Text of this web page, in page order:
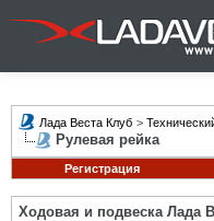
Лада Веста Клуб >
Рулевая рейка
Регистрация
Ходовая и подвеска Лада